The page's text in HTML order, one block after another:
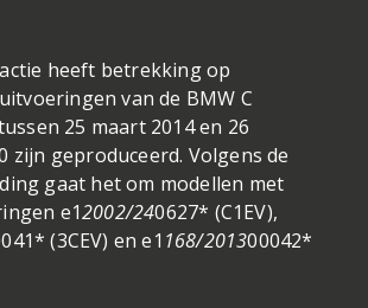
heeft betrekking op
van de BMW C
25 maart 2014 en 26
zijn geproduceerd. Volgens de
gaat het om modellen met
e12002/240627* (C1EV),
(3CEV) en e1 168/201300042*